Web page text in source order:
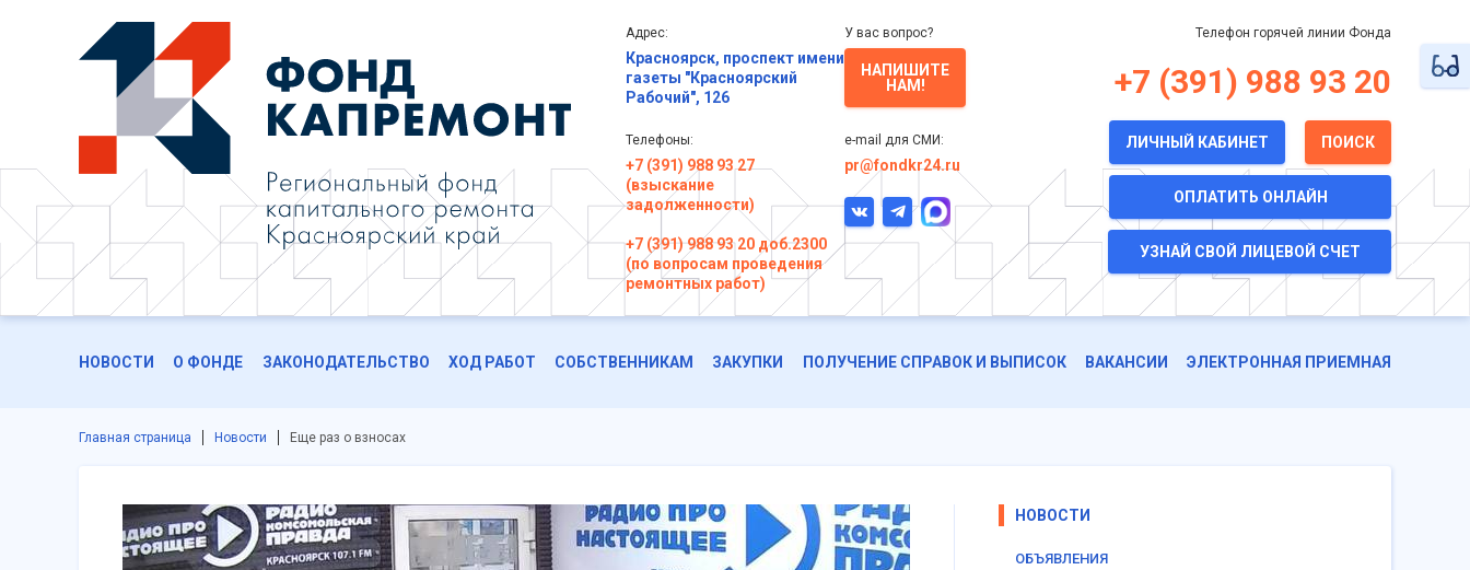
Адрес:
Красноярск, проспект имени
газеты "Красноярский
Рабочий", 126
Телефоны:
+7 (391) 988 93 27
(взыскание
задолженности)
+7 (391) 988 93 20 доб.2300
(по вопросам проведения
ремонтных работ)
У вас вопрос?
НАПИШИТЕ
НАМ!
e-mail для СМИ:
pr@fondkr24.ru
Телефон горячей линии Фонда
+7 (391) 988 93 20
ЛИЧНЫЙ КАБИНЕТ ПОИСК
ОПЛАТИТЬ ОНЛАЙН
УЗНАЙ СВОЙ ЛИЦЕВОЙ СЧЕТ
НОВОСТИ О ФОНДЕ ЗАКОНОДАТЕЛЬСТВО ХОД РАБОТ СОБСТВЕННИКАМ ЗАКУПКИ ПОЛУЧЕНИЕ СПРАВОК И ВЫПИСОК ВАКАНСИИ ЭЛЕКТРОННАЯ ПРИЕМНАЯ
Главная страница Новости Еще раз о взносах
НОВОСТИ
ОБЪЯВЛЕНИЯ